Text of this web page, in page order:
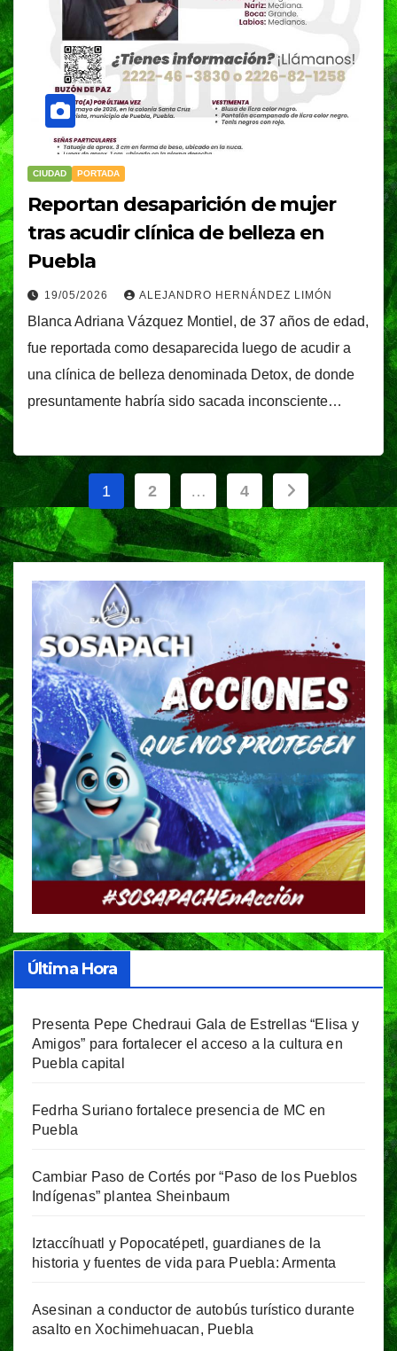
CIUDAD PORTADA
Reportan desaparición de mujer
tras acudir clínica de belleza en
Puebla
19/05/2026 ALEJANDRO HERNÁNDEZ LIMÓN
Blanca Adriana Vázquez Montiel, de 37 años de edad,
fue reportada como desaparecida luego de acudir a
una clínica de belleza denominada Detox, de donde
presuntamente habría sido sacada inconsciente…
Paginación
de
entradas
1 2 … 4
Última Hora
Presenta Pepe Chedraui Gala de Estrellas “Elisa y
Amigos” para fortalecer el acceso a la cultura en
Puebla capital
Fedrha Suriano fortalece presencia de MC en
Puebla
Cambiar Paso de Cortés por “Paso de los Pueblos
Indígenas” plantea Sheinbaum
Iztaccíhuatl y Popocatépetl, guardianes de la
historia y fuentes de vida para Puebla: Armenta
Asesinan a conductor de autobús turístico durante
asalto en Xochimehuacan, Puebla